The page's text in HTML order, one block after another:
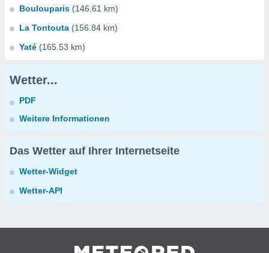
Boulouparis (146.61 km)
La Tontouta (156.84 km)
Yaté (165.53 km)
Wetter...
PDF
Weitere Informationen
Das Wetter auf Ihrer Internetseite
Wetter-Widget
Wetter-API